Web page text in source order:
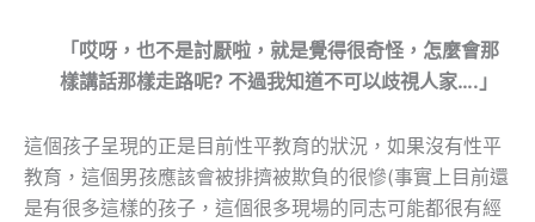
「哎呀，也不是討厭啦，就是覺得很奇怪，怎麼會那
樣講話那樣走路呢? 不過我知道不可以歧視人家….」
這個孩子呈現的正是目前性平教育的狀況，如果沒有性平
教育，這個男孩應該會被排擠被欺負的很慘(事實上目前還
是有很多這樣的孩子，這個很多現場的同志可能都很有經